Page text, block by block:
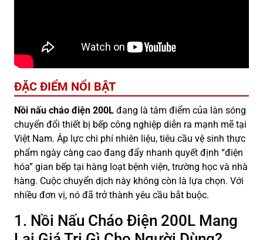
ĐẶC ĐIỂM NỔI BẬT
Nồi nấu cháo điện 200L đang là tâm điểm của làn sóng
chuyển đổi thiết bị bếp công nghiệp diễn ra mạnh mẽ tại
Việt Nam. Áp lực chi phí nhiên liệu, tiêu cầu vệ sinh thực
phẩm ngày càng cao đang đẩy nhanh quyết định “điện
hóa” gian bếp tại hàng loạt bệnh viện, trường học và nhà
hàng. Cuộc chuyển dịch này không còn là lựa chọn. Với
nhiều đơn vị, nó đã trở thành yêu cầu bắt buộc.
1. Nồi Nấu Cháo Điện 200L Mang